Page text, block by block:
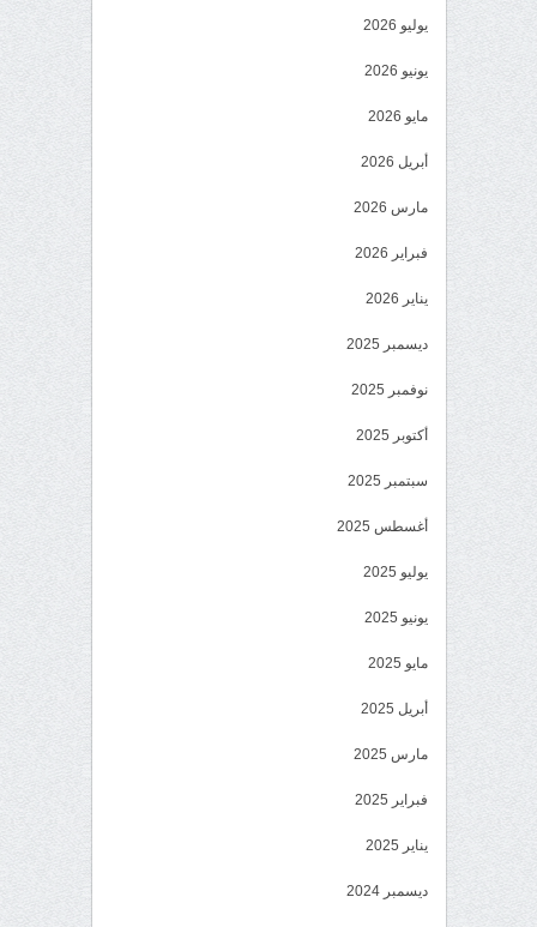
يوليو 2026
يونيو 2026
مايو 2026
أبريل 2026
مارس 2026
فبراير 2026
يناير 2026
ديسمبر 2025
نوفمبر 2025
أكتوبر 2025
سبتمبر 2025
أغسطس 2025
يوليو 2025
يونيو 2025
مايو 2025
أبريل 2025
مارس 2025
فبراير 2025
يناير 2025
ديسمبر 2024